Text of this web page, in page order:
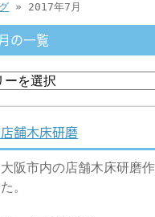
» 2017年7月
の一覧
舗木床研磨
阪市内の店舗木床研磨
。